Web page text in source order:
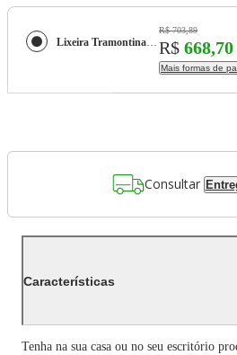
Lixeira Tramontina com Tampa Basculante Swing 94542/120 em Aço Inox – 20 L
R$ 703,89
R$ 668,70
Mais formas de
Consultar
Características
Tenha na sua casa ou no seu escritório